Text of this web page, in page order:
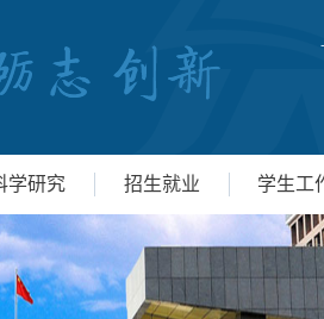
学研究 招生就业 学生工